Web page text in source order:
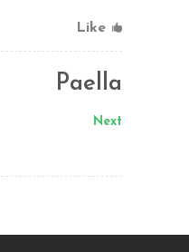
Like
Paella
Next